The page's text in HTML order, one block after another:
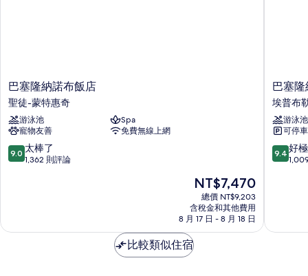
巴
塞
隆
納
諾
布
飯
惠
巴塞隆納諾布飯店
聖徒-蒙特惠奇
游泳池
Spa
寵物友善
免費無線上網
9.0
分，
棒
9.0 太棒了
1,362 則評論
現
在
價
格
為
NT$7,470
NT$7,470
總價 NT$9,203
含稅金和其他費用
8 月 17 日 - 8 月 18 日
巴
塞
隆
納
洲
際
飯
店
巴塞
埃普布
游泳池
可停車
9.4
分，
極
9.4 好
比較類似住宿